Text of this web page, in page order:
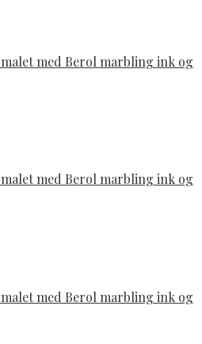
med Berol marbling ink og
med Berol marbling ink og
med Berol marbling ink og